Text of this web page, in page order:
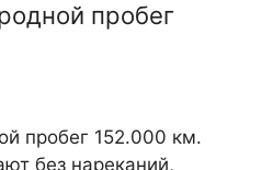
пробег
пробег 152.000 км.
без нареканий,